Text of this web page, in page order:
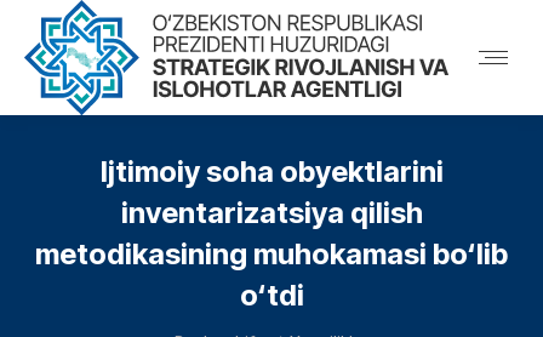
Ijtimoiy soha obyektlarini
inventarizatsiya qilish
metodikasining muhokamasi bo‘lib
o‘tdi